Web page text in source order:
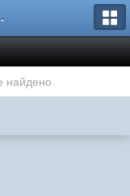
найдено.